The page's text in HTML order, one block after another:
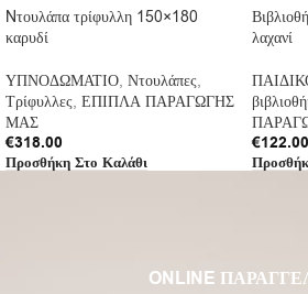
Nτουλάπα τρίφυλλη 150×180
καρυδί
ΥΠΝΟΔΩΜΑΤΙΟ, Ντουλάπες,
Τρίφυλλες, ΕΠΙΠΛΑ ΠΑΡΑΓΩΓΗΣ
ΜΑΣ
€318.00
Προσθήκη Στο Καλάθι
λαχανί
€122.00
ONLINE